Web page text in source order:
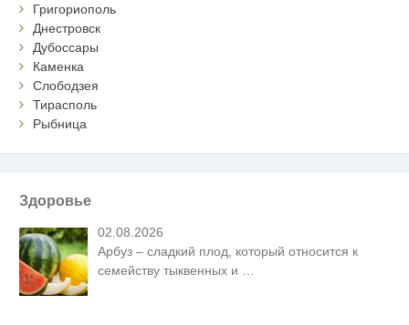
Григориополь
Днестровск
Дубоссары
Каменка
Слободзея
Тирасполь
Рыбница
Здоровье
02.08.2026
Арбуз – сладкий плод, который относится к
семейству тыквенных и …